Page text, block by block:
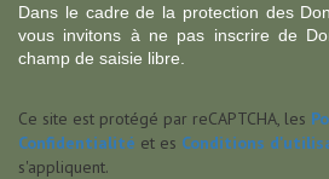
Dans le cadre de la protection des
vous invitons à ne pas inscrire de
champ de saisie libre.
Ce site est protégé par reCAPTCHA, les
Confidentialité et es Conditions
s'appliquent.